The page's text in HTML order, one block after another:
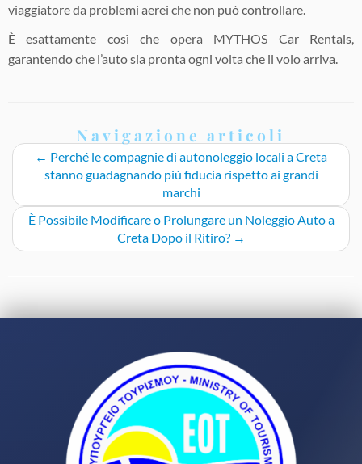
viaggiatore da problemi aerei che non può controllare.
È esattamente così che opera MYTHOS Car Rentals,
garantendo che l’auto sia pronta ogni volta che il volo arriva.
Navigazione articoli
← Perché le compagnie di autonoleggio locali a Creta
stanno guadagnando più fiducia rispetto ai grandi
marchi
È Possibile Modificare o Prolungare un Noleggio Auto a
Creta Dopo il Ritiro? →